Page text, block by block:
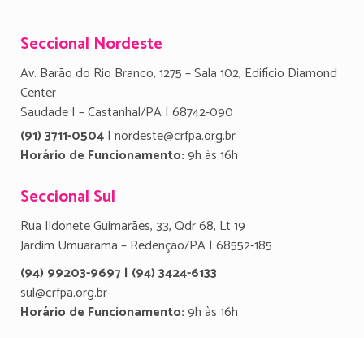
Seccional Nordeste
Av. Barão do Rio Branco, 1275 – Sala 102, Edifício Diamond
Center
Saudade I – Castanhal/PA | 68742-090
(91) 3711-0504| nordeste@crfpa.org.br
Horário de Funcionamento:9h às 16h
Seccional Sul
Rua Ildonete Guimarães, 33, Qdr 68, Lt 19
Jardim Umuarama – Redenção/PA | 68552-185
(94) 99203-9697 | (94) 3424-6133
sul@crfpa.org.br
Horário de Funcionamento:9h às 16h